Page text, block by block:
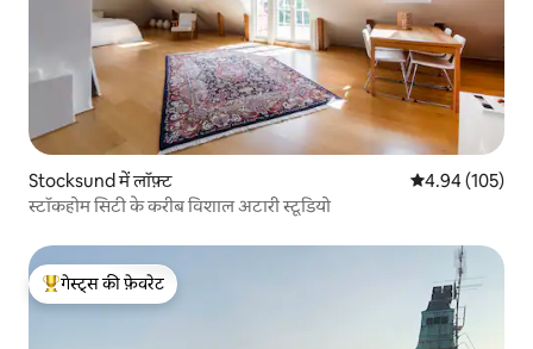
Stocksund में लॉफ़्ट औसत रेटिंग 5 में से
4.94 (105)
स्टॉकहोम सिटी के करीब विशाल अटारी स्टूडियो
गेस्ट्स का टॉप फ़ेवरेट
गेस्ट्स की फ़ेवरेट